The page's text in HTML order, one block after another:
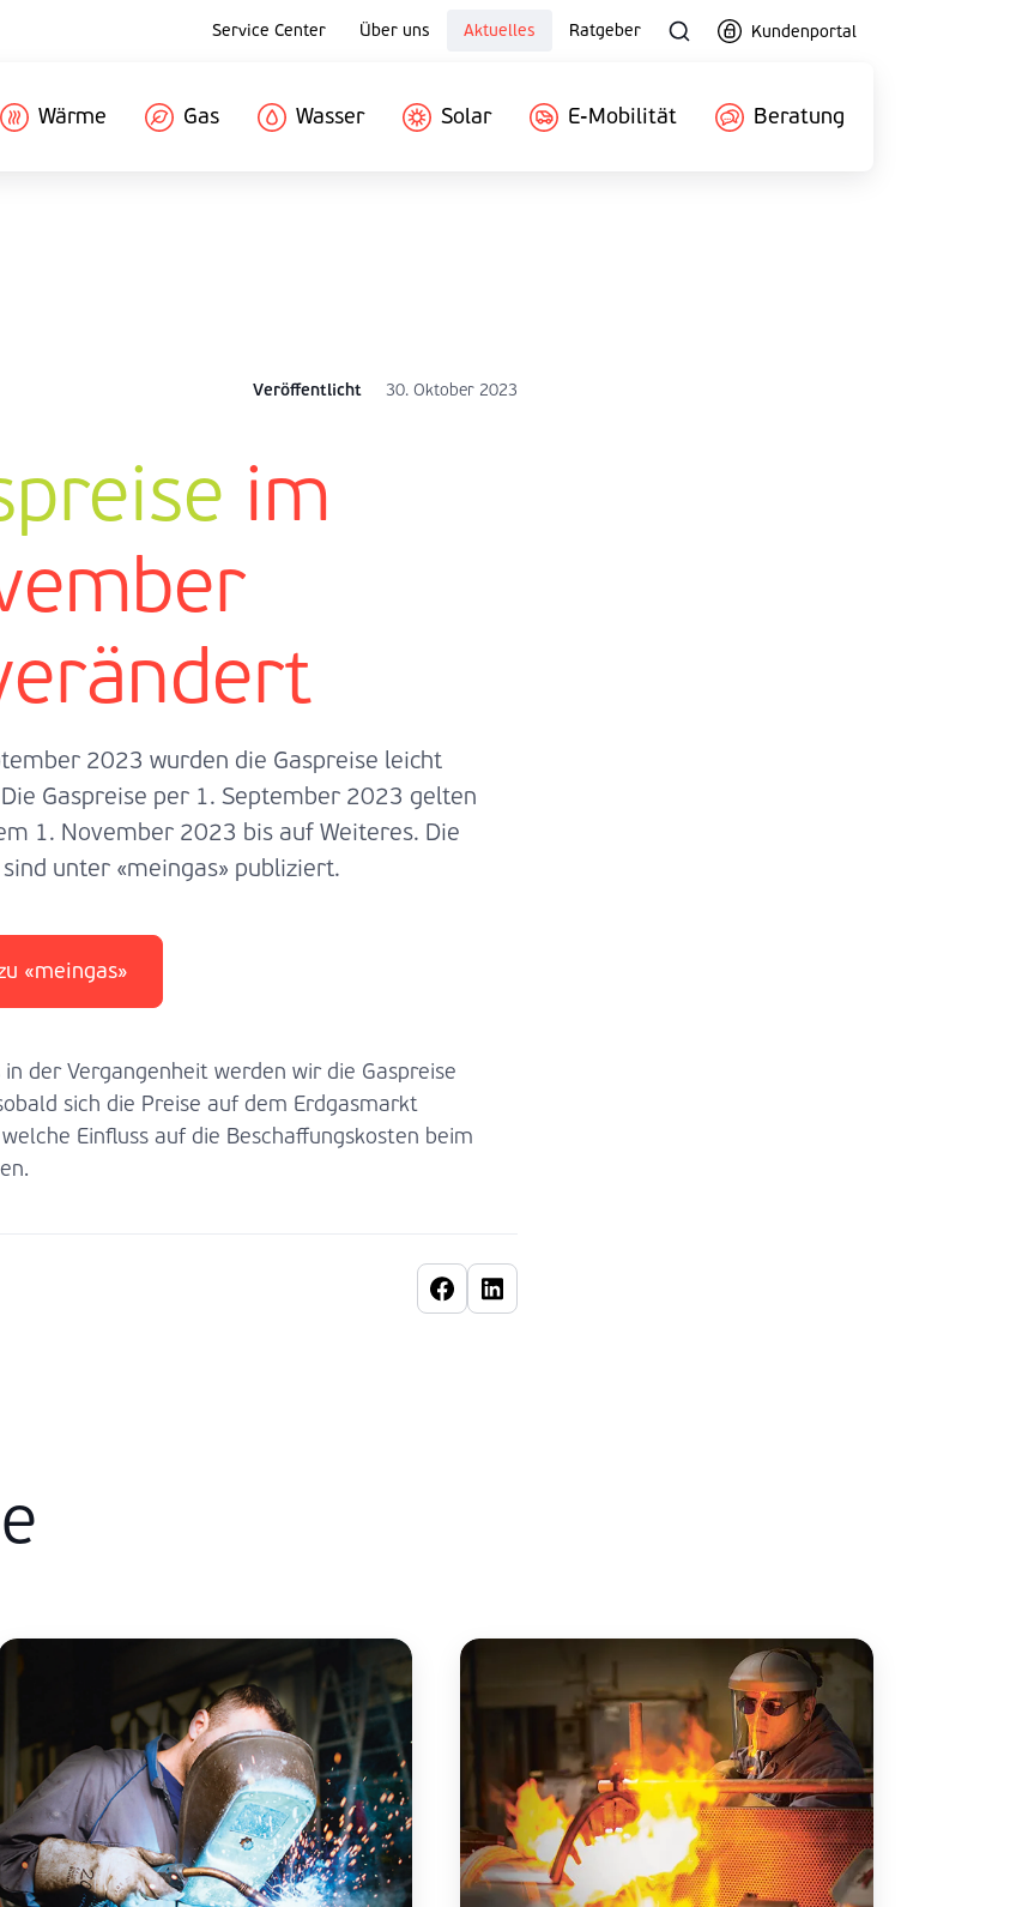
Service Center Über uns Aktuelles Ratgeber Kundenportal
Wärme Gas Wasser Solar E-Mobilität Beratung
Veröffentlicht 30. Oktober 2023
im
2023 wurden die Gaspreise leicht
Gaspreise per 1. September 2023 gelten
1. November 2023 bis auf Weiteres. Die
unter «meingas» publiziert.
«meingas»
der Vergangenheit werden wir die Gaspreise
sich die Preise auf dem Erdgasmarkt
Einfluss auf die Beschaffungskosten beim